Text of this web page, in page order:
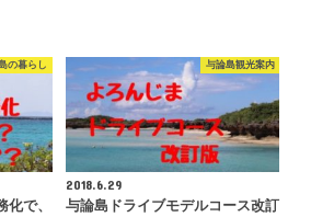
の暮らし
化で、
与論島観光案内
2018.6.29
与論島ドライブモデルコース改訂